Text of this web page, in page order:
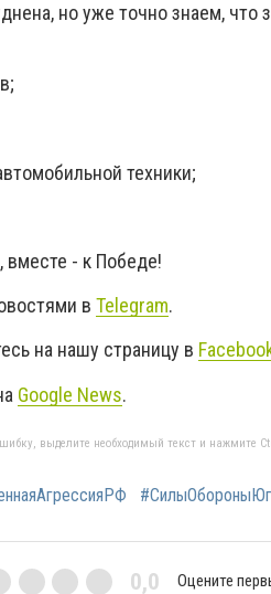
но уже точно знаем,
техники;
- к Победе!
в Telegram.
на нашу страницу в
Google News.
выделите необходимый текст и нажмите
0,0 Оцените